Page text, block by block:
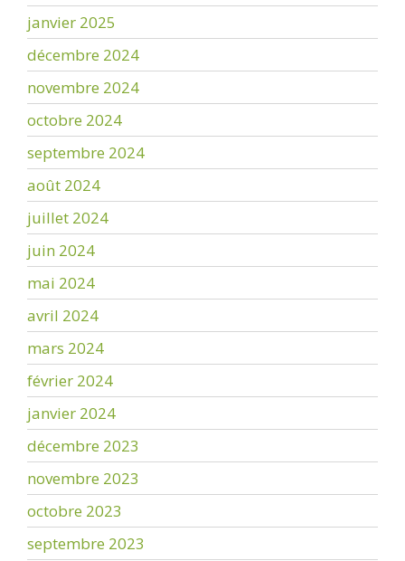
janvier 2025
décembre 2024
novembre 2024
octobre 2024
septembre 2024
août 2024
juillet 2024
juin 2024
mai 2024
avril 2024
mars 2024
février 2024
janvier 2024
décembre 2023
novembre 2023
octobre 2023
septembre 2023